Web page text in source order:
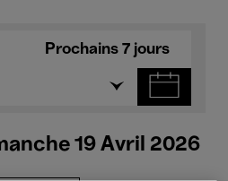
Prochains 7 jours
19 Avril 2026